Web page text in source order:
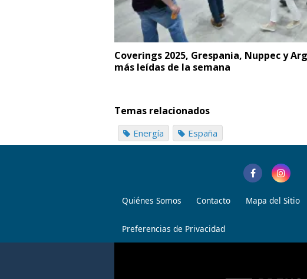
Coverings 2025, Grespania, Nuppec y
más leídas de la semana
Temas relacionados
Energía España
Quiénes Somos Contacto Mapa del Sitio
Preferencias de Privacidad